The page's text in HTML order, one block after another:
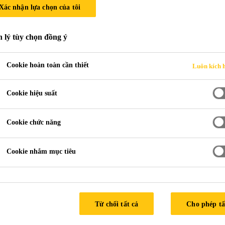
trám-kín
vực sản xuất và lắp ráp ô tô, dòng
được thiết kế chuyên dụng cho
nhận lựa chọn của tôi
lý tùy chọn đồng ý
Cookie hoàn toàn cần thiết Luôn kích
Cookie hiệu suất
Cookie chức năng
Cookie nhắm mục tiêu
Từ chối tất cả Cho phép